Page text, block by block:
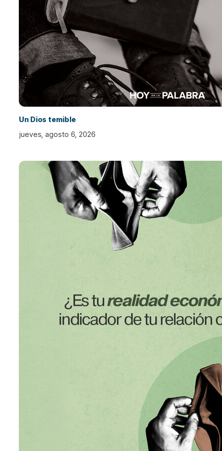
Un Dios temible
jueves, agosto 6, 2026